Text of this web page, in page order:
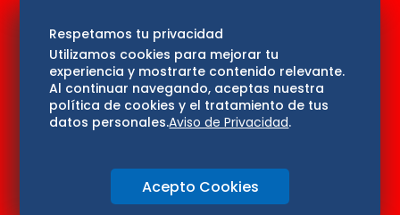
Edomex
Consultas
Hidalgo
Oaxaca
Aviso de privacidad Directorio
Respetamos tu privacidad
Utilizamos cookies para mejorar tu
experiencia y mostrarte contenido relevante.
Al continuar navegando, aceptas nuestra
política de cookies y el tratamiento de tus
datos personales.Aviso de Privacidad.
Acepto Cookies